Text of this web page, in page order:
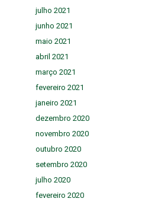
julho 2021
junho 2021
maio 2021
abril 2021
março 2021
fevereiro 2021
janeiro 2021
dezembro 2020
novembro 2020
outubro 2020
setembro 2020
julho 2020
fevereiro 2020